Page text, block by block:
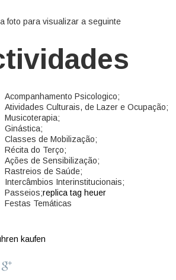
foto para visualizar a seguinte
Acompanhamento Psicologico;
Atividades Culturais, de Lazer e Ocupação;
Musicoterapia;
Ginástica;
Classes de Mobilização;
Récita do Terço;
Ações de Sensibilização;
Rastreios de Saúde;
Intercâmbios Interinstitucionais;
Passeios;replica tag heuer
Festas Temáticas
kaufen